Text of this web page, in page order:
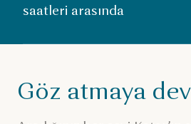
saatleri arasında
Göz atmaya